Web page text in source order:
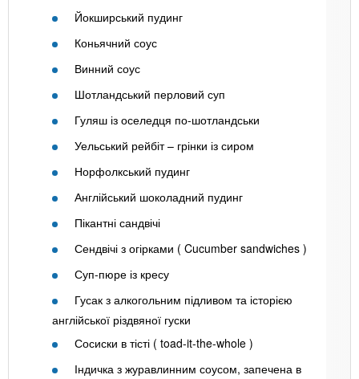
Йокширський пудинг
Коньячний соус
Винний соус
Шотландський перловий суп
Гуляш із оселедця по-шотландськи
Уельський рейбіт – грінки із сиром
Норфолкський пудинг
Англійський шоколадний пудинг
Пікантні сандвічі
Сендвічі з огірками ( Cucumber sandwiches )
Суп-пюре із кресу
Гусак з алкогольним підливом та історією
англійської різдвяної гуски
Сосиски в тісті ( toad-it-the-whole )
Індичка з журавлинним соусом, запечена в